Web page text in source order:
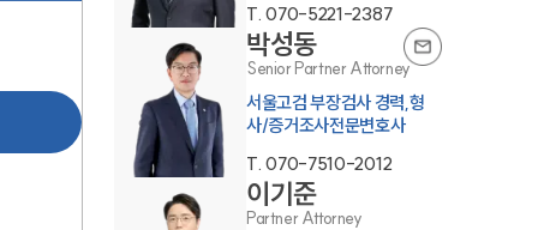
T.070-5221-2387
박성동
Senior Partner Attorney
서울고검 부장검사 경력,형
사/증거조사전문변호사
T.070-7510-2012
이기준
Partner Attorney